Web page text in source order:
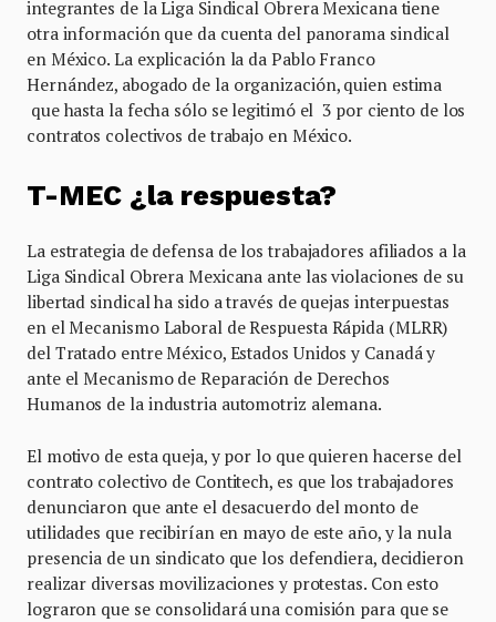
integrantes de la Liga Sindical Obrera Mexicana tiene
otra información que da cuenta del panorama sindical
en México. La explicación la da Pablo Franco
Hernández, abogado de la organización, quien estima
que hasta la fecha sólo se legitimó el 3 por ciento de los
contratos colectivos de trabajo en México.
T-MEC ¿la respuesta?
La estrategia de defensa de los trabajadores afiliados a la
Liga Sindical Obrera Mexicana ante las violaciones de su
libertad sindical ha sido a través de quejas interpuestas
en el Mecanismo Laboral de Respuesta Rápida (MLRR)
del Tratado entre México, Estados Unidos y Canadá y
ante el Mecanismo de Reparación de Derechos
Humanos de la industria automotriz alemana.
El motivo de esta queja, y por lo que quieren hacerse del
contrato colectivo de Contitech, es que los trabajadores
denunciaron que ante el desacuerdo del monto de
utilidades que recibirían en mayo de este año, y la nula
presencia de un sindicato que los defendiera, decidieron
realizar diversas movilizaciones y protestas. Con esto
lograron que se consolidará una comisión para que se